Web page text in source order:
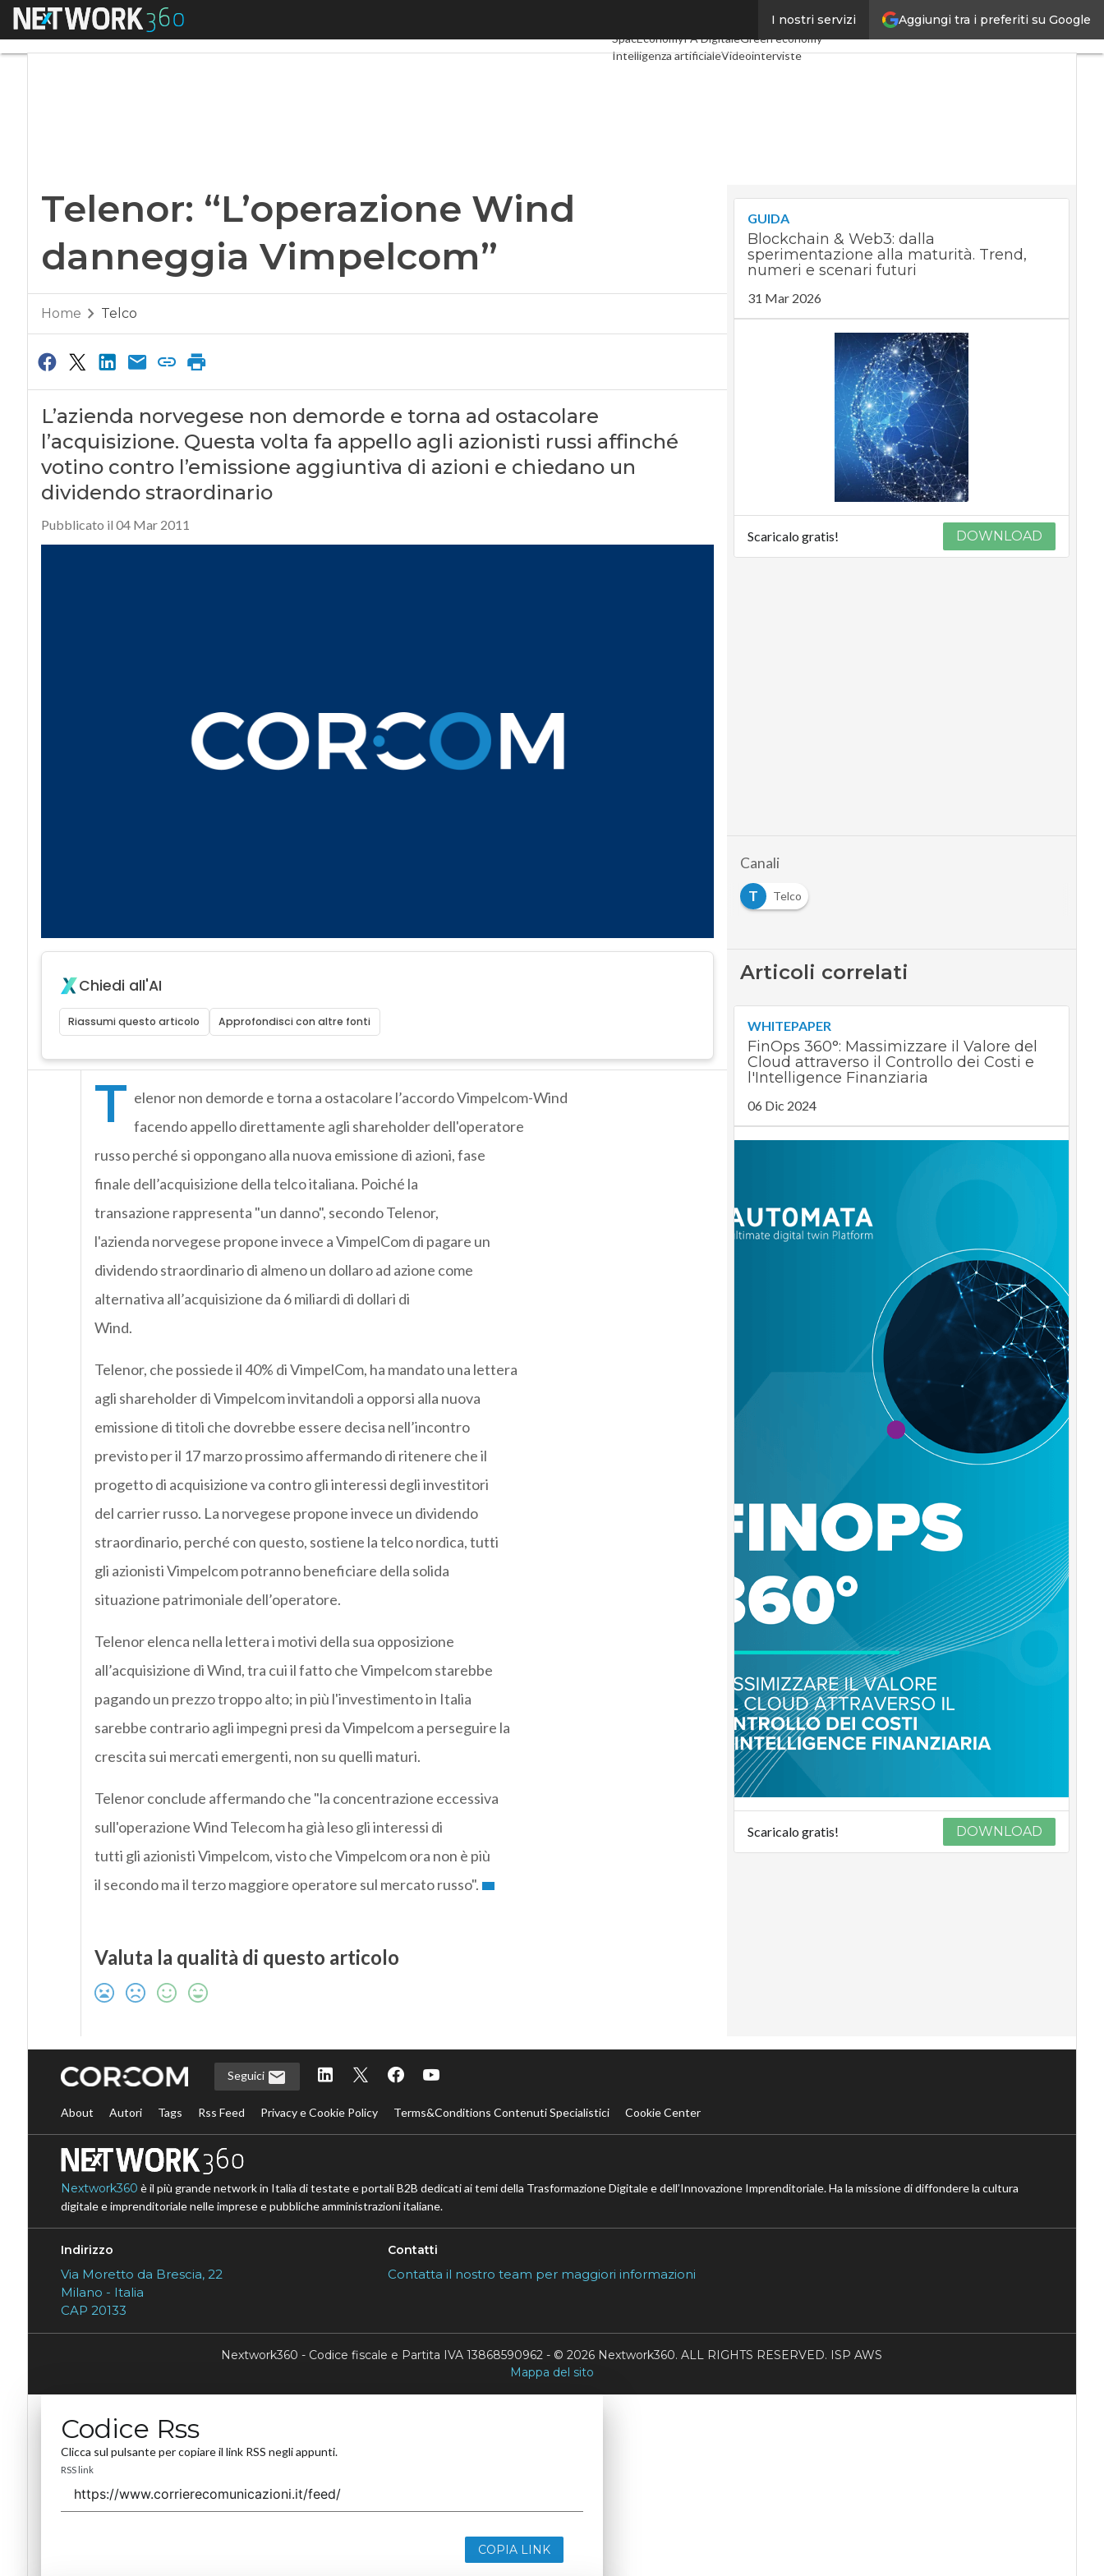
Aggiungi tra i preferiti su Google
I nostri servizi
Menu TelcoIndustria 4.0
SpacEconomyPA DigitaleGreen economy
Intelligenza artificialeVideointerviste
Telenor: “L’operazione Wind
danneggia Vimpelcom”
Home Telco
L’azienda norvegese non demorde e torna ad ostacolare
l’acquisizione. Questa volta fa appello agli azionisti russi affinché
votino contro l’emissione aggiuntiva di azioni e chiedano un
dividendo straordinario
Pubblicato il 04 Mar 2011
Chiedi all'AI
Riassumi questo articolo Approfondisci con altre fonti
T elenor non demorde e torna a ostacolare l’accordo Vimpelcom-Wind
facendo appello direttamente agli shareholder dell'operatore
russo perché si oppongano alla nuova emissione di azioni, fase
finale dell’acquisizione della telco italiana. Poiché la
transazione rappresenta "un danno", secondo Telenor,
l'azienda norvegese propone invece a VimpelCom di pagare un
dividendo straordinario di almeno un dollaro ad azione come
alternativa all’acquisizione da 6 miliardi di dollari di
Wind.
Telenor, che possiede il 40% di VimpelCom, ha mandato una lettera
agli shareholder di Vimpelcom invitandoli a opporsi alla nuova
emissione di titoli che dovrebbe essere decisa nell’incontro
previsto per il 17 marzo prossimo affermando di ritenere che il
progetto di acquisizione va contro gli interessi degli investitori
del carrier russo. La norvegese propone invece un dividendo
straordinario, perché con questo, sostiene la telco nordica, tutti
gli azionisti Vimpelcom potranno beneficiare della solida
situazione patrimoniale dell’operatore.
Telenor elenca nella lettera i motivi della sua opposizione
all’acquisizione di Wind, tra cui il fatto che Vimpelcom starebbe
pagando un prezzo troppo alto; in più l'investimento in Italia
sarebbe contrario agli impegni presi da Vimpelcom a perseguire la
crescita sui mercati emergenti, non su quelli maturi.
Telenor conclude affermando che "la concentrazione eccessiva
sull'operazione Wind Telecom ha già leso gli interessi di
tutti gli azionisti Vimpelcom, visto che Vimpelcom ora non è più
il secondo ma il terzo maggiore operatore sul mercato russo".
Valuta la qualità di questo articolo
GUIDA
Blockchain & Web3: dalla
sperimentazione alla maturità. Trend,
numeri e scenari futuri
31 Mar 2026
Scaricalo gratis! DOWNLOAD
Canali
T
Telco
Articoli correlati
WHITEPAPER
FinOps 360°: Massimizzare il Valore del
Cloud attraverso il Controllo dei Costi e
l'Intelligence Finanziaria
06 Dic 2024
Scaricalo gratis! DOWNLOAD
Seguici
About Autori Tags Rss Feed Privacy e Cookie Policy Terms&Conditions Contenuti Specialistici Cookie Center
Nextwork360 è il più grande network in Italia di testate e portali B2B dedicati ai temi della Trasformazione Digitale e dell’Innovazione Imprenditoriale. Ha la missione di diffondere la cultura
digitale e imprenditoriale nelle imprese e pubbliche amministrazioni italiane.
Indirizzo
Via Moretto da Brescia, 22
Milano - Italia
CAP 20133
Contatti
Contatta il nostro team per maggiori informazioni
Nextwork360 - Codice fiscale e Partita IVA 13868590962 - © 2026 Nextwork360. ALL RIGHTS RESERVED. ISP AWS
Mappa del sito
Codice Rss
Clicca sul pulsante per copiare il link RSS negli appunti.
RSS link
COPIA LINK